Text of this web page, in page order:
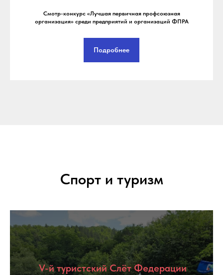
Смотр-конкурс «Лучшая первичная профсоюзная
организация» среди предприятий и организаций ФПРА
Подробнее
Спорт и туризм
V-й туристский Слёт Федерации